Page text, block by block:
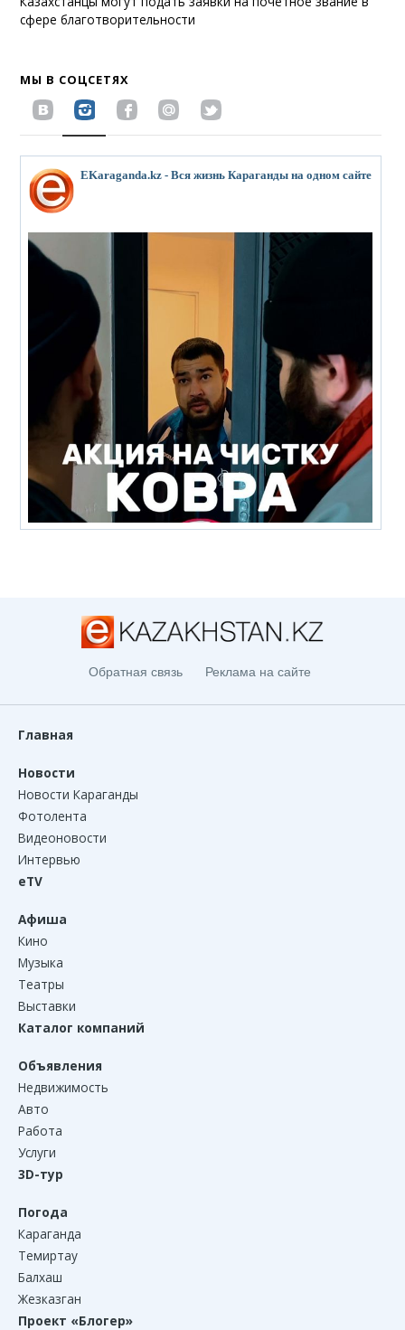
сфере благотворительности
МЫ В СОЦСЕТЯХ
EKaraganda.kz - Вся жизнь Караганды на одном сайте
Обратная связь Реклама на сайте
Главная
Новости
Новости Караганды
Фотолента
Видеоновости
Интервью
eTV
Афиша
Кино
Музыка
Театры
Выставки
Каталог компаний
Объявления
Недвижимость
Авто
Работа
Услуги
3D-тур
Погода
Караганда
Темиртау
Балхаш
Жезказган
Проект «Блогер»